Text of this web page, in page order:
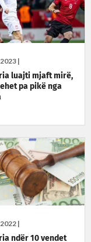
|
luajti mjaft mirë,
pa pikë nga
|
ndër 10 vendet